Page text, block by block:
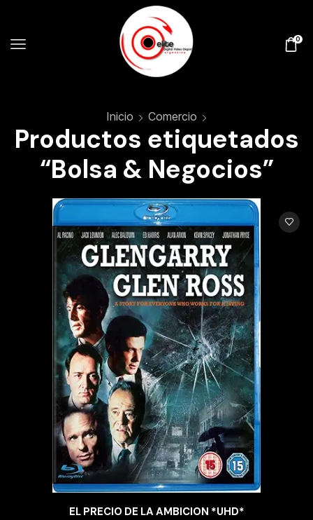
0
Inicio Comercio
Productos etiquetados
“Bolsa & Negocios”
EL PRECIO DE LA AMBICION *UHD*